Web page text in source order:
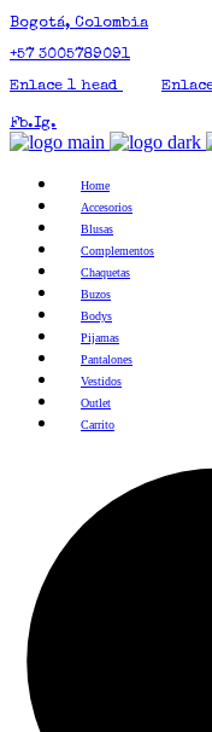
Bogotá, Colombia
+57 3005789091
Enlace 1 head
Fb.Ig.
Home
Accesorios
Blusas
Complementos
Chaquetas
Buzos
Bodys
Pijamas
Pantalones
Vestidos
Outlet
Carrito